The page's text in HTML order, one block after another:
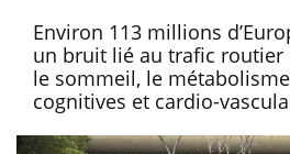
Environ 113 millions
un bruit lié au trafic
le sommeil, le
cognitives et cardio-